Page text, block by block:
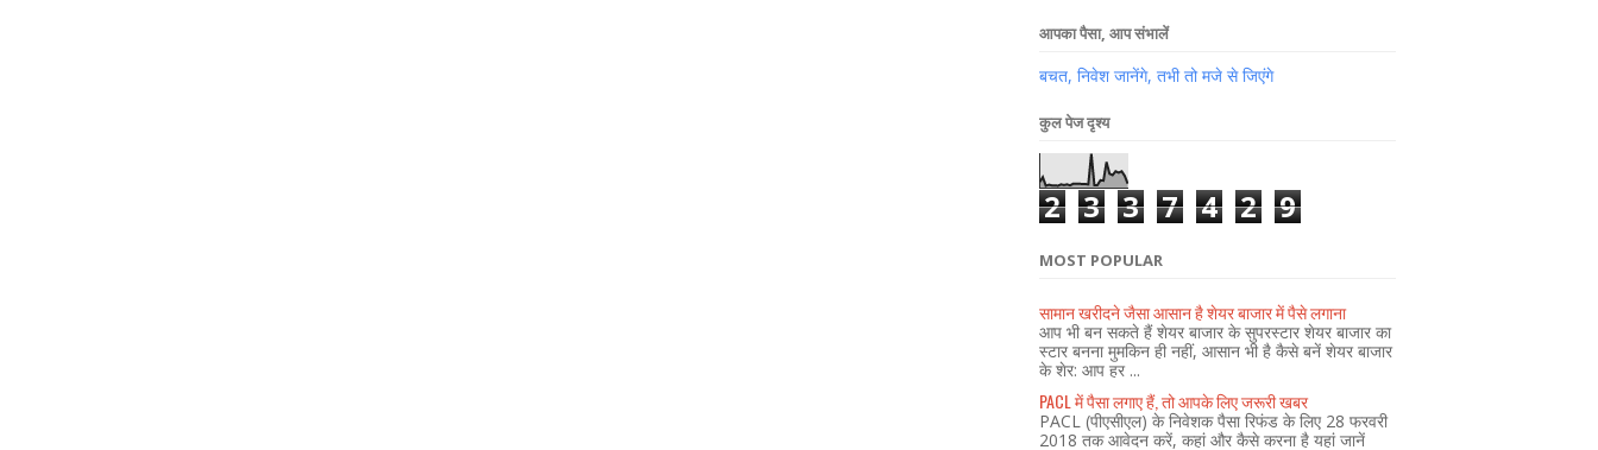
आपका पैसा, आप संभालें
बचत, निवेश जानेंगे, तभी तो मजे से जिएंगे
कुल पेज दृश्य
2 3 3 7 4 2 9
MOST POPULAR
सामान खरीदने जैसा आसान है शेयर बाजार में पैसे लगाना
आप भी बन सकते हैं शेयर बाजार के सुपरस्टार शेयर बाजार का
स्टार बनना मुमकिन ही नहीं, आसान भी है कैसे बनें शेयर बाजार
के शेर: आप हर ...
PACL में पैसा लगाए हैं, तो आपके लिए जरूरी खबर
PACL (पीएसीएल) के निवेशक पैसा रिफंड के लिए 28 फरवरी
2018 तक आवेदन करें, कहां और कैसे करना है यहां जानें